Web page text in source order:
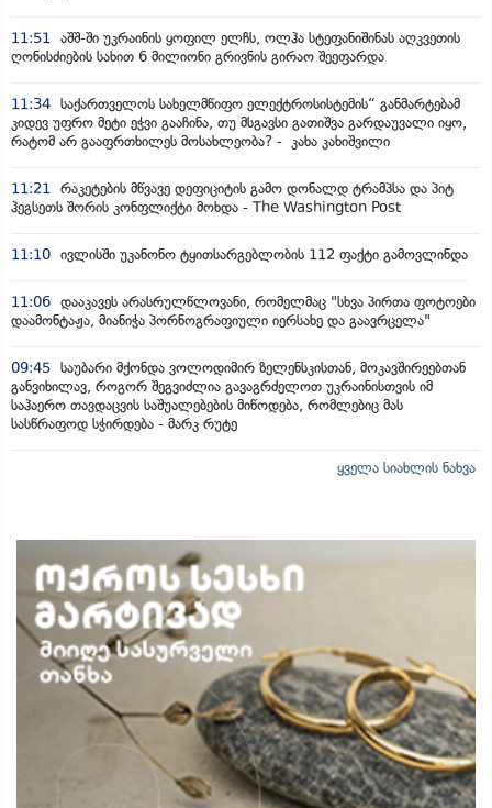
11:51
აშშ-ში უკრაინის ყოფილ ელჩს, ოლჰა სტეფანიშინას აღკვეთის
ღონისძიების სახით 6 მილიონი გრივნის გირაო შეეფარდა
11:34 საქართველოს სახელმწიფო ელექტროსისტემის“ განმარტებამ
კიდევ უფრო მეტი ეჭვი გააჩინა, თუ მსგავსი გათიშვა გარდაუვალი იყო,
რატომ არ გააფრთხილეს მოსახლეობა? - კახა კახიშვილი
11:21
რაკეტების მწვავე დეფიციტის გამო დონალდ ტრამპსა და პიტ
ჰეგსეთს შორის კონფლიქტი მოხდა - The Washington Post
11:10 ივლისში უკანონო ტყითსარგებლობის 112 ფაქტი გამოვლინდა
11:06 დააკავეს არასრულწლოვანი, რომელმაც "სხვა პირთა ფოტოები
დაამონტაჟა, მიანიჭა პორნოგრაფიული იერსახე და გაავრცელა"
09:45 საუბარი მქონდა ვოლოდიმირ ზელენსკისთან, მოკავშირეებთან
განვიხილავ, როგორ შეგვიძლია გავაგრძელოთ უკრაინისთვის იმ
საჰაერო თავდაცვის საშუალებების მიწოდება, რომლებიც მას
სასწრაფოდ სჭირდება - მარკ რუტე
ყველა სიახლის ნახვა